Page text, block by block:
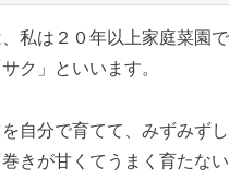
私は２０年以上家庭菜園
ク」といいます。
を自分で育てて、みずみず
巻きが甘くてうまく育たな